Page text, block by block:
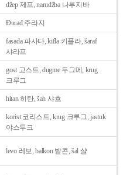
džep 제프, narudžba 나루지바
Ðurađ 주라지
fasada 파사다, kifla 키플라, šaraf
샤라프
gost 고스트, dugme 두그메, krug
크루그
hitan 히탄, šah 샤흐
korist 코리스트, krug 크루그, jastuk
야스투크
levo 레보, balkon 발콘, šal 샬